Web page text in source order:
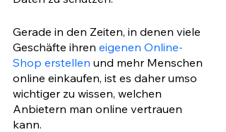
Gerade in den Zeiten, in denen viele
Geschäfte ihren eigenen Online-
Shop erstellen und mehr Menschen
online einkaufen, ist es daher umso
wichtiger zu wissen, welchen
Anbietern man online vertrauen
kann.